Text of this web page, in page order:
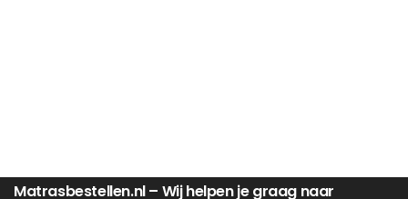
Matrasbestellen.nl – Wij helpen je graag naar